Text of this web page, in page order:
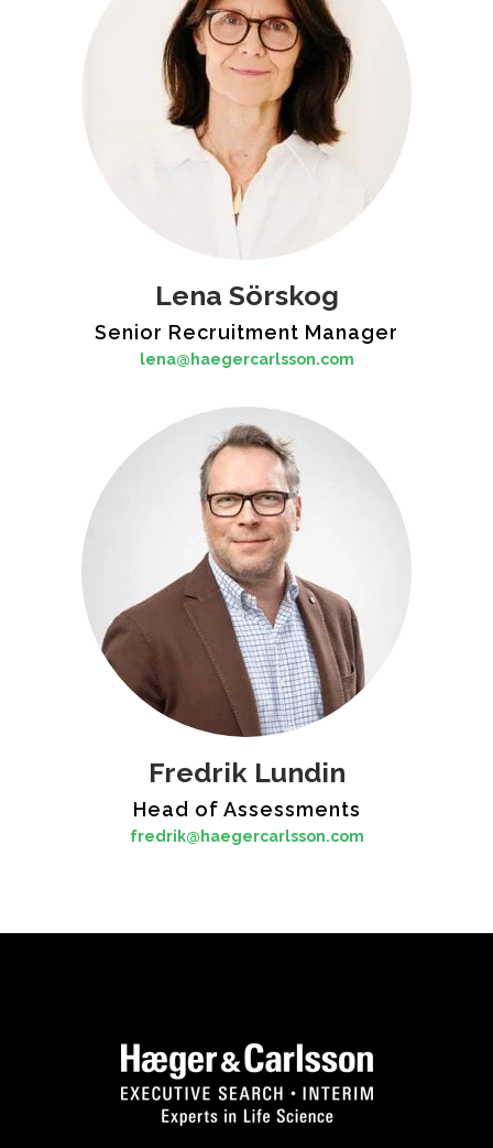
Lena Sörskog
Senior Recruitment Manager
lena@haegercarlsson.com
Fredrik Lundin
Head of Assessments
fredrik@haegercarlsson.com